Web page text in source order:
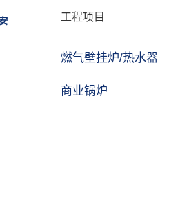
工程项目
燃气壁挂炉/热水器
商业锅炉